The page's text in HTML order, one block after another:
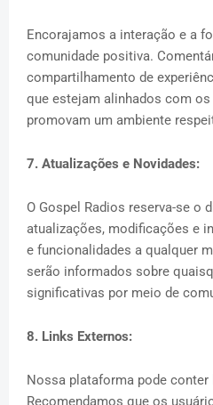
Encorajamos a interação e a
comunidade positiva.
compartilhamento de
que estejam alinhados com
promovam um ambiente
7. Atualizações e Novidades:
O Gospel Radios reserva-se o
atualizações, modificações e
e funcionalidades a qualquer
serão informados sobre
significativas por meio de
8. Links Externos:
Nossa plataforma pode
Recomendamos que os